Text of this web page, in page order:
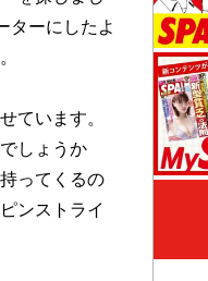
ターにしたよ
ています。
しょうか
ってくるの
ンストライ